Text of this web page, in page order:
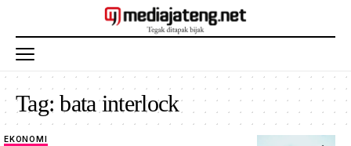
Tag:bata interlock
EKONOMI